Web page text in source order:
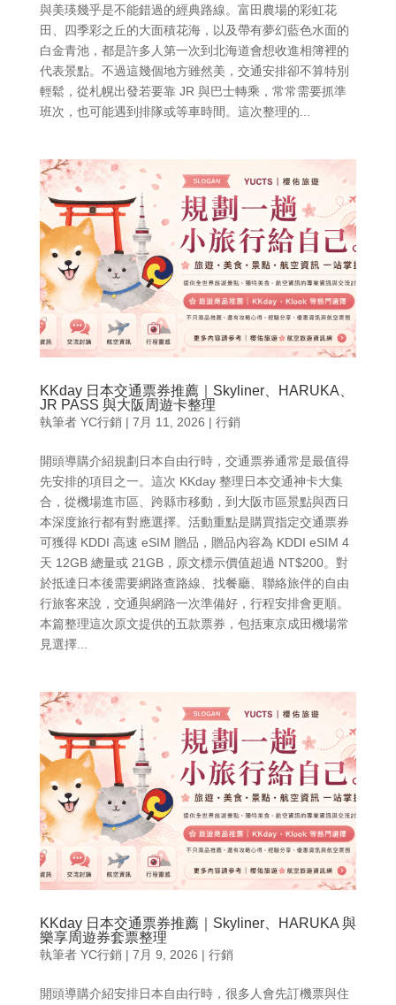
與美瑛幾乎是不能錯過的經典路線。富田農場的彩虹花
田、四季彩之丘的大面積花海，以及帶有夢幻藍色水面的
白金青池，都是許多人第一次到北海道會想收進相簿裡的
代表景點。不過這幾個地方雖然美，交通安排卻不算特別
輕鬆，從札幌出發若要靠 JR 與巴士轉乘，常常需要抓準
班次，也可能遇到排隊或等車時間。這次整理的...
KKday 日本交通票券推薦｜Skyliner、HARUKA、
JR PASS 與大阪周遊卡整理
執筆者 YC行銷| 7月 11, 2026 | 行銷
開頭導購介紹規劃日本自由行時，交通票券通常是最值得
先安排的項目之一。這次 KKday 整理日本交通神卡大集
合，從機場進市區、跨縣市移動，到大阪市區景點與西日
本深度旅行都有對應選擇。活動重點是購買指定交通票券
可獲得 KDDI 高速 eSIM 贈品，贈品內容為 KDDI eSIM 4
天 12GB 總量或 21GB，原文標示價值超過 NT$200。對
於抵達日本後需要網路查路線、找餐廳、聯絡旅伴的自由
行旅客來說，交通與網路一次準備好，行程安排會更順。
本篇整理這次原文提供的五款票券，包括東京成田機場常
見選擇...
KKday 日本交通票券推薦｜Skyliner、HARUKA 與
樂享周遊券套票整理
執筆者 YC行銷| 7月 9, 2026 | 行銷
開頭導購介紹安排日本自由行時，很多人會先訂機票與住